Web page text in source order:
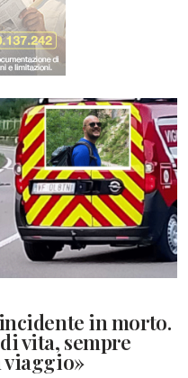
in morto.
vita, sempre
viaggio»